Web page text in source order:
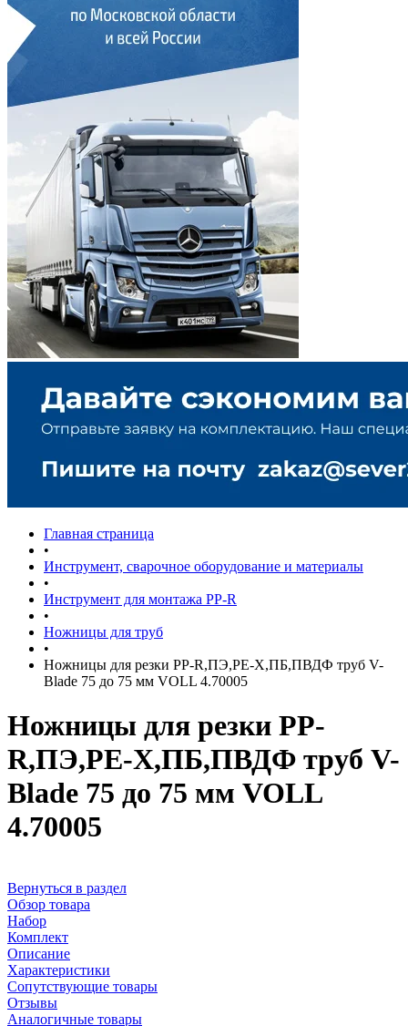
Главная страница
•
Инструмент, сварочное оборудование и материалы
•
Инструмент для монтажа PP-R
•
Ножницы для труб
•
Ножницы для резки PP-R,ПЭ,PE-X,ПБ,ПВДФ труб V-
Blade 75 до 75 мм VOLL 4.70005
Ножницы для резки PP-
R,ПЭ,PE-X,ПБ,ПВДФ труб V-
Blade 75 до 75 мм VOLL
4.70005
Вернуться в раздел
Обзор товара
Набор
Комплект
Описание
Характеристики
Сопутствующие товары
Отзывы
Аналогичные товары